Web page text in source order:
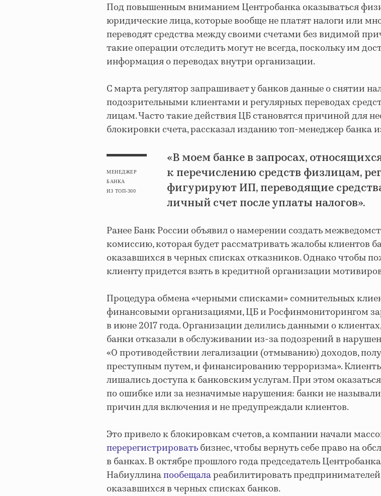
Под повышенным вниманием Центробанка оказываться
юридические лица, которые вообще не платят налоги или
переводят средства между своими счетами без видимой
такие операции отследить могут не всегда, поскольку им
информация о переводах внутри организации.
С марта регулятор запрашивает у банков данные о снятии
подозрительными клиентами и регулярных переводах
лицам. Часто такие действия ЦБ становятся причиной для
блокировки счета, рассказал изданию топ-менеджер банка
МЕНЕДЖЕР
БАНКА
ИЗ ТОП-300
«В моем банке в запросах,
к перечислению средств физлицам,
фигурируют ИП, переводящие
личный счет после уплаты налогов».
Ранее Банк России объявил о намерении создать
комиссию, которая будет рассматривать жалобы клиентов
оказавшихся в черных списках отказников. Однако чтобы
клиенту придется взять в кредитной организации
Процедура обмена «черными списками» сомнительных
финансовыми организациями, ЦБ и Росфинмониторингом
в июне 2017 года. Организации делились данными о
банки отказали в обслуживании из-за подозрений в
«О противодействии легализации (отмыванию) доходов,
преступным путем, и финансированию терроризма».
лишались доступа к банковским услугам. При этом
по ошибке или за незначимые нарушения: банки не
причин для включения и не предупреждали клиентов.
Это привело к блокировкам счетов, а компании начали
перерегистрироватьбизнес, чтобы вернуть себе право на
в банках. В октябре прошлого года председатель
Набиуллинапообещалареабилитировать
оказавшихся в черных списках банков.